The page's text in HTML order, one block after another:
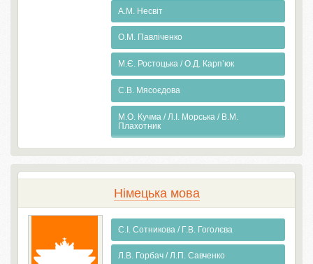
А.М. Несвіт
О.М. Павліченко
М.Є. Ростоцька / О.Д. Карп’юк
С.В. Мясоєдова
М.О. Кучма / Л.І. Морська / В.М.
Плахотник
Німецька мова
С.І. Сотникова / Г.В. Гоголєва
Л.В. Горбач / Л.П. Савченко